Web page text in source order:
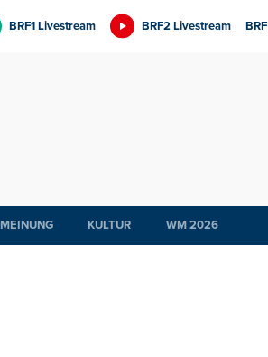
BRF1 Livestream BRF2 Livestream
MEINUNG KULTUR WM 2026